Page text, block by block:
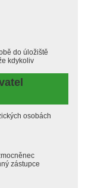
do úložiště
kdykoliv
osobách
zástupce